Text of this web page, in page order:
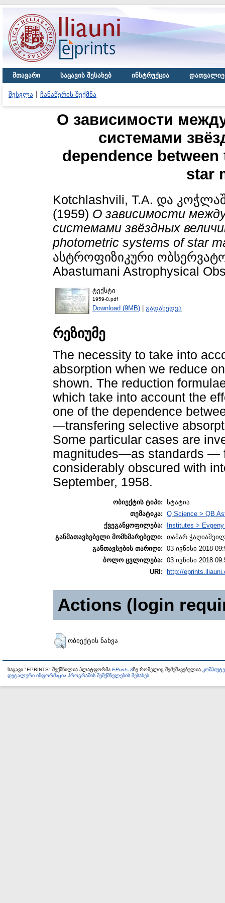
მთავარი საცავის შესახებ ინსტრუქცია
შესვლა ჩანაწერის შექმნა
О зависимости
системами
dependence
star
Kotchlashvili, T.A. და
(1959) О зависимости
системами звёздных
photometric systems of star
ასტროფიზიკური
Abastumani Astrophysical
ტექსტი
1959-8.pdf
Download (9MB) | გადახედვა
რეზიუმე
The necessity to take into
absorption when we reduce
shown. The reduction
which take into account the
one of the dependence
—transfering selective
Some particular cases are
magnitudes—as standards —
considerably obscured with
September, 1958.
ობიექტის ტიპი: სტატია
თემატიკა: Q Science > QB
ქვეგანყოფილება:
Institutes >
განმათავსებელი მომხმარებელი: თამარ
განთავსების თარიღი: 03 ივნისი 2018
ბოლო ცვლილება: 03 ივნისი 2018
URI:
http://
Actions (login
ობიექტის ნახვა
საცავი "EPRINTS" შექმნილია პლატფორმა EPrints 3ზე რომელიც შემუშავებულია
დეტალური ინფორმაცია პროგრამის შემქმნელების შესახებ